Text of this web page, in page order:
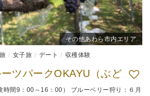
その他あわら市内エリア
女子旅 デート 収穫体験
ツパークOKAYU（ぶど
時間9：00～16：00） ブルーベリー狩り：６月